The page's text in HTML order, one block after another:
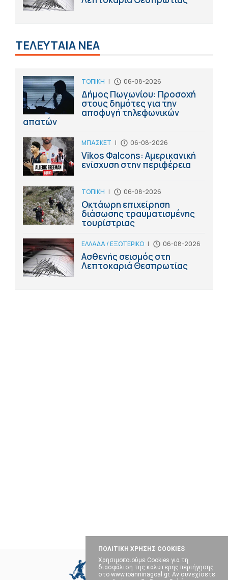
ΠΟΛΙΤΙΚΗ ΧΡΗΣΗΣ COOKIES
Χρησιμοποιούμε Cookies για τη
διασφάλιση της καλύτερης περιήγησης
στο www.ioanninagoal.gr. Αν συνεχίσετε
ΤΕΛΕΥΤΑΙΑ ΝΕΑ
ΤΟΠΙΚΗ | 06-08-2026
Δήμος Πωγωνίου: Προσοχή
στους δημότες για την
αποφυγή τηλεφωνικών
απατών
ΜΠΑΣΚΕΤ | 06-08-2026
Vikos Φalcons: Αμερικανική
ενίσχυση στην περιφέρεια
ΤΟΠΙΚΗ | 06-08-2026
Οκτάωρη επιχείρηση
διάσωσης τραυματισμένης
τουρίστριας
ΕΛΛΑΔΑ / ΕΞΩΤΕΡΙΚΟ | 06-08-2026
Ασθενής σεισμός στη
Λεπτοκαριά Θεσπρωτίας